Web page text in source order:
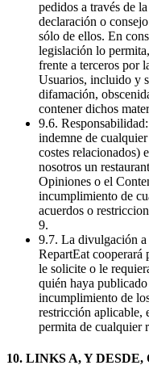
pedidos a través de
declaración o
sólo de ellos. En
legislación lo
frente a terceros por
Usuarios, incluido y
difamación,
contener dichos
9.6.
indemne de
costes relacionados)
nosotros un
Opiniones o el
incumplimiento de
acuerdos o
9.
9.7. La divulgación a
RepartEat cooperará
le solicite o le
quién haya
incumplimiento de
restricción aplicable,
permita de cualquier
10. LINKS A, Y